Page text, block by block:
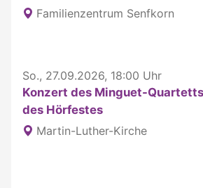
Familienzentrum Senfkorn
So., 27.09.2026, 18:00 Uhr
Konzert des Minguet-
des Hörfestes
Martin-Luther-Kirche